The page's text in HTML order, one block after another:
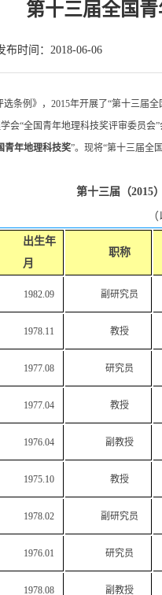
第十三届全国
布时间：2018-06-06
条例》， 2015年开展了“第十三届
会“全国青年地理科技奖评审委员
青年地理科技奖”。现将“第十三届全
第十三届（2015
出生年
月
职称
1982.09 副研究员
1978.11 教授
1977.08 研究员
1977.04 教授
1976.04 副教授
1975.10 教授
1978.02 副研究员
1976.01 研究员
1978.08 副教授